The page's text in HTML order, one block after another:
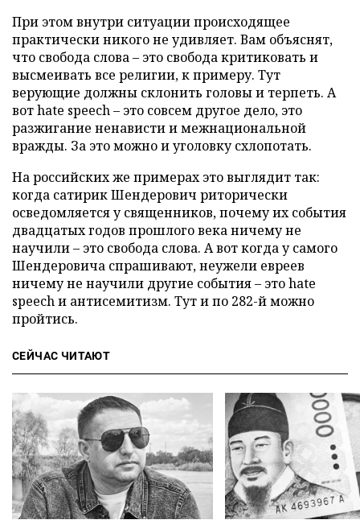
При этом внутри ситуации происходящее
практически никого не удивляет. Вам объяснят,
что свобода слова – это свобода критиковать и
высмеивать все религии, к примеру. Тут
верующие должны склонить головы и терпеть. А
вот hate speech – это совсем другое дело, это
разжигание ненависти и межнациональной
вражды. За это можно и уголовку схлопотать.
На российских же примерах это выглядит так:
когда сатирик Шендерович риторически
осведомляется у священников, почему их события
двадцатых годов прошлого века ничему не
научили – это свобода слова. А вот когда у самого
Шендеровича спрашивают, неужели евреев
ничему не научили другие события – это hate
speech и антисемитизм. Тут и по 282-й можно
пройтись.
СЕЙЧАС ЧИТАЮТ